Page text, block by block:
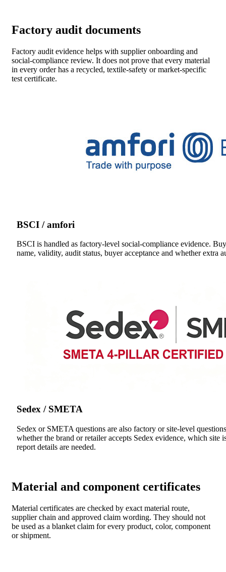
Factory audit documents
Factory audit evidence helps with supplier onboarding and
social-compliance review. It does not prove that every material
in every order has a recycled, textile-safety or market-specific
test certificate.
BSCI / amfori
BSCI is handled as factory-level social-compliance evidence.
name, validity, audit status, buyer acceptance and whether extra
Sedex / SMETA
Sedex or SMETA questions are also factory or site-level
whether the brand or retailer accepts Sedex evidence, which site
report details are needed.
Material and component certificates
Material certificates are checked by exact material route,
supplier chain and approved claim wording. They should not
be used as a blanket claim for every product, color, component
or shipment.